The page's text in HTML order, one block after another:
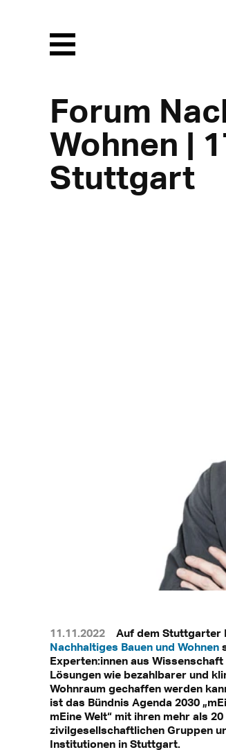
Menu
Forum
Wohnen |
Stuttgart
11.11.2022
Auf dem Stuttgarter
Nachhaltiges Bauen und Wohnen
Experten:innen aus
Lösungen wie bezahlbarer und
Wohnraum gechaffen werden
ist das Bündnis Agenda 2030
mEine Welt“ mit ihren mehr als 20
zivilgesellschaftlichen Gruppen
Institutionen in Stuttgart.